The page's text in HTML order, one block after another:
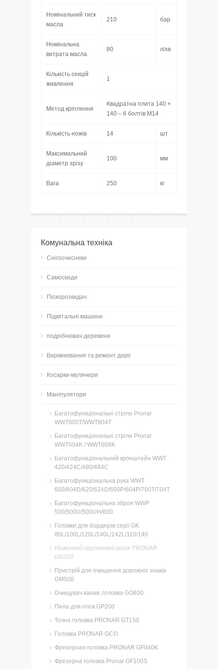
Номінальний тиск
масла
210 бар
Номінальна
витрата масла
80 л/хв
Кількість секцій
живлення
1
Метод кріплення
Квадратна плита 140 ×
140 – 6 болтів M14
Кількість ножів 14 шт
Максимальний
діаметр зрізу
100 мм
Вага 250 кг
Комунальна техніка
Снігоочисники
Самоскиди
Піскорозкидач
Підмітальні машини
подрібнювач деревини
Вирівнювання та ремонт доріг
Косарки-мулячери
Маніпулятори
Багатофункціональні стріли Pronar
WWT800T/WWT804T
Багатофункціональні стріли Pronar
WWT604K / WWT608K
Багатофункціональний кронштейн WWT
420/424C/480/484C
Багатофункціональна рука WWT
600/604D/620/624D/600P/604P/700T/704T
Багатофункціональна зброя WWP
500/500U/500UH/600
Головки для бордюрів серії GK
80L/100L/120L/140L/142L/110/140
Ножичний прутковий різак PRONAR
GN200
Пристрій для очищення дорожніх знаків
GM500
Очищувач канав, головка GO800
Пила для гілок GP200
Точна головка PRONAR GT150
Головка PRONAR GCO
Фрезерная головка PRONAR GF040K
Фрезерна головка Pronar GF100S